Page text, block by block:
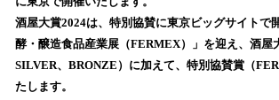
す
酒屋大賞2024は、特別協賛に東京ビッグサイトで
酵・醸造食品産業展（FERMEX）」を迎え、酒屋
SILVER、BRONZE）に加えて、特別協賛賞（
たします。